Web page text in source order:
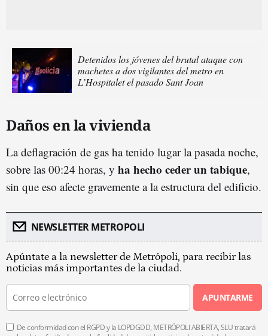
Detenidos los jóvenes del brutal ataque con
machetes a dos vigilantes del metro en
L’Hospitalet el pasado Sant Joan
Daños en la vivienda
La deflagración de gas ha tenido lugar la pasada noche,
sobre las 00:24 horas, y ha hecho ceder un tabique,
sin que eso afecte gravemente a la estructura del edificio.
NEWSLETTER METROPOLI
Apúntate a la newsletter de Metrópoli, para recibir las
noticias más importantes de la ciudad.
APUNTARME
De conformidad con el RGPD y la LOPDGDD, METRÓPOLI ABIERTA, SLU tratará